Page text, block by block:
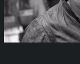
CONTATTI